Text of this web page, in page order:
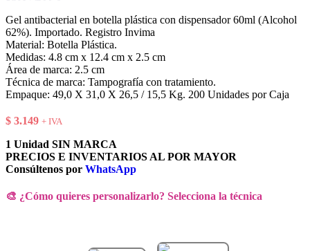
Gel antibacterial en botella plástica con dispensador 60ml (Alcohol
62%). Importado. Registro Invima
Material: Botella Plástica.
Medidas: 4.8 cm x 12.4 cm x 2.5 cm
Área de marca: 2.5 cm
Técnica de marca: Tampografía con tratamiento.
Empaque: 49,0 X 31,0 X 26,5 / 15,5 Kg. 200 Unidades por Caja
$ 3.149 + IVA
1 Unidad SIN MARCA
PRECIOS E INVENTARIOS AL POR MAYOR
Consúltenos por WhatsApp
🎨 ¿Cómo quieres personalizarlo? Selecciona la técnica